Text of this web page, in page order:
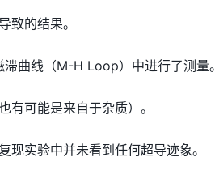
致的结果。
曲线（M-H Loop）中进行了测量。
有可能是来自于杂质）。
实验中并未看到任何超导迹象。